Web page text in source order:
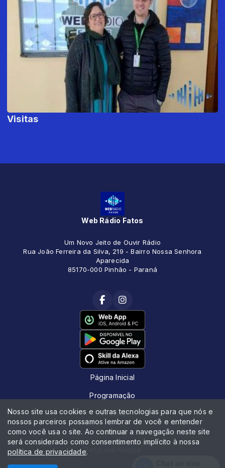
Visitas
Web Rádio Fatos
Um Novo Jeito de Ouvir Rádio
Rua João Ferreira da Silva, 219 - Bairro Nossa Senhora
Aparecida
85170-000 Pinhão - Paraná
Página Inicial
Programação
Notícias
Contato
Peça sua música
Nosso site usa cookies e outras tecnologias para que nós e
nossos parceiros possamos lembrar de você e entender
como você usa o site. Ao continuar a navegação neste site
será considerado como consentimento implícito à nossa
política de privacidade.